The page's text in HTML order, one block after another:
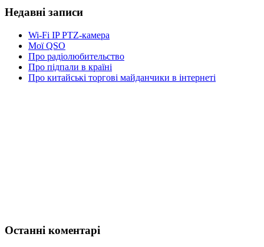
Недавні записи
Wi-Fi IP PTZ-камера
Мої QSO
Про радіолюбительство
Про підпали в країні
Про китайські торгові майданчики в інтернеті
Останні коментарі